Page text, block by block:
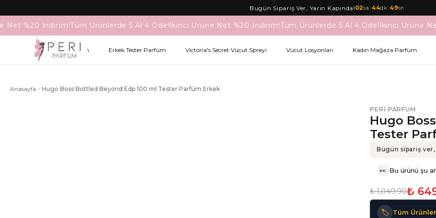
Bugün Sipariş Ver, Yarın Kapında!02sa : 44dk :49sn
Net %20 İndirim!Tüm Ürünlerde 5 Al 4 Öde!İkinci Ürüne Net %20 İndirim!Tüm Ürünlerde 5 Al 4 Öde!İkinci Ürüne
Kadın Tester Parfüm Erkek Tester Parfüm Victoria's Secret Vücut Spreyi Vücut Losyonları Kadın Mağaza Parfüm
Anasayfa Hugo Boss Bottled Beyond Edp 100 ml Tester Parfüm Erkek
PERI PARFÜM
Hugo
Tester
Bugün sipariş ver,
👀 Bu ürünü şu
₺ 1,049.90₺
🏷️ Tüm